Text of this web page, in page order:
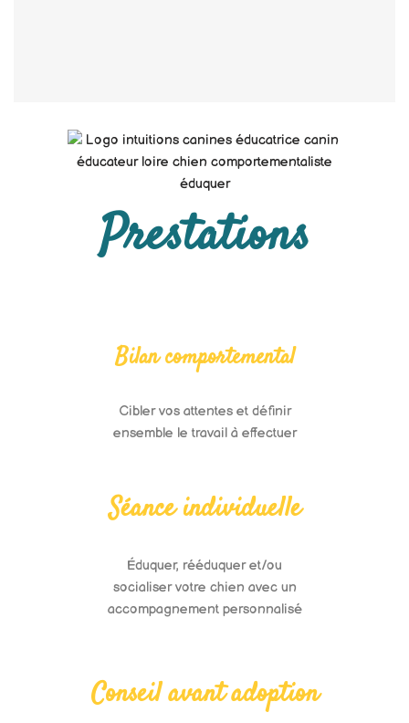
Prestations
Bilan comportemental
Cibler vos attentes et définir
ensemble le travail à effectuer
Séance individuelle
Éduquer, rééduquer et/ou
socialiser votre chien avec un
accompagnement personnalisé
Conseil avant adoption